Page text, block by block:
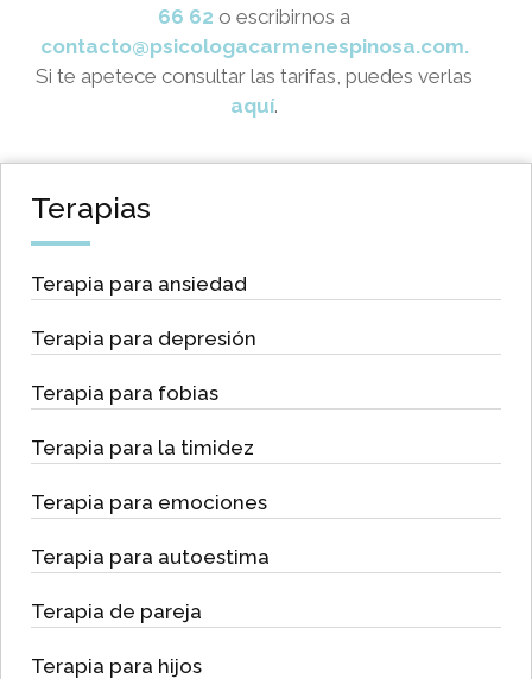
66 62 o escribirnos a
contacto@psicologacarmenespinosa.com.
Si te apetece consultar las tarifas, puedes verlas
aquí.
Terapias
Terapia para ansiedad
Terapia para depresión
Terapia para fobias
Terapia para la timidez
Terapia para emociones
Terapia para autoestima
Terapia de pareja
Terapia para hijos